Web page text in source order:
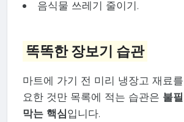
음식물 쓰레기 줄이기.
똑똑한 장보기 습관
마트에 가기 전 미리 냉장고 재료
요한 것만 목록에 적는 습관은 불
막는 핵심입니다.